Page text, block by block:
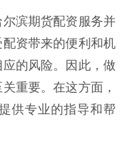
滨期货配资服务并
资带来的便利和机
的风险。因此，做
重要。在这方面，
供专业的指导和帮